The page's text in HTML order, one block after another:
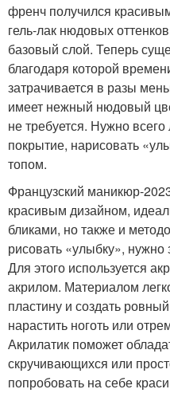
френч получился
гель-лак нюдовых
базовый слой. Теперь
благодаря которой
затрачивается в разы
имеет нежный нюдовый
не требуется. Нужно
покрытие, нарисовать
топом.
Французский маникюр-
красивым дизайном,
бликами, но также и
рисовать «улыбку», нужно
Для этого используется
акрилом. Материалом
пластину и создать
нарастить ноготь или
Акрилатик поможет
скручивающихся или
попробовать на себе